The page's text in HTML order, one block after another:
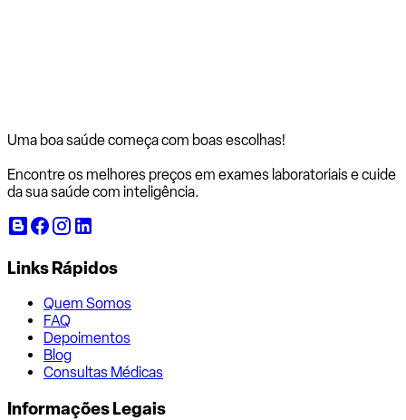
Uma boa saúde começa com boas escolhas!
Encontre os melhores preços em exames laboratoriais e cuide
da sua saúde com inteligência.
Links Rápidos
Quem Somos
FAQ
Depoimentos
Blog
Consultas Médicas
Informações Legais